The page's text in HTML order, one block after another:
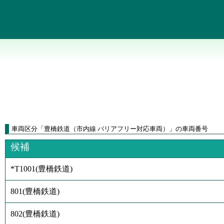
車両区分 「 豊橋鉄道（市内線 バリアフリー対応車両） 」 の車両番号
候補
*T1001(豊橋鉄道)
801(豊橋鉄道)
802(豊橋鉄道)